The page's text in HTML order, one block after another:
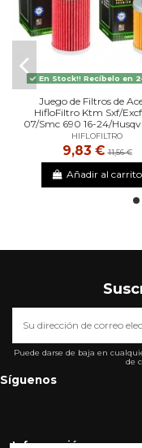
En Stock!! Recíbelo en
Juego de Filtros de
HifloFiltro Ktm Sxf/
07/Smc 690 16-24/
HIFLOFILTRO
9,83 €11,56 €
Añadir al carrito
Puede darse de baja en
de
Síguenos
Informarción